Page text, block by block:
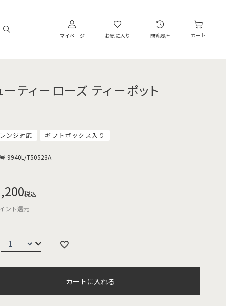
マイページ お気に入り 閲覧履歴 カート
ーティーローズ ティーポット
ンジ対応 ギフトボックス入り
9940L/T50523A
税込
ント還元
カートに入れる